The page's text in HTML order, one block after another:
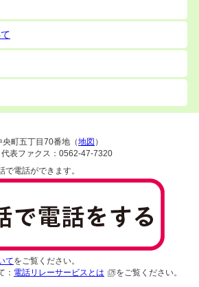
町五丁目70番地（地図 ）
表ファクス：0562-47-7320
電話ができます。
てをご覧ください。
： 電話リレーサービスとは をご覧ください。